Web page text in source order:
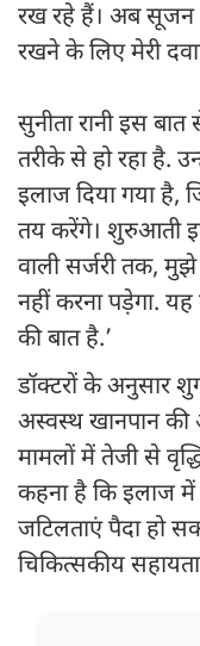
रख रहे हैं। अब सूजन
रखने के लिए मेरी
सुनीता रानी इस
तरीके से हो रहा है.
इलाज दिया गया है,
तय करेंगे। शुरुआती
वाली सर्जरी तक,
नहीं करना पड़ेगा.
की बात है.’
डॉक्टरों के अनुसार
अस्वस्थ खानपान
मामलों में तेजी से
कहना है कि इलाज
जटिलताएं पैदा हो
चिकित्सकीय